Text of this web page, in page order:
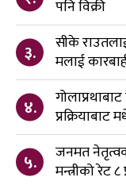
पनि विक्री
३.
सीके
मलाई
४.
५.
जनमत
मन्त्रीको रेट